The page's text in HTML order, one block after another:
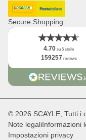
Logo
Fatti
DHL GoGreenPost Italiane
Secure Shopping
4.70 su 5 stelle
159257 reviews
© 2026 SCAYLE, Tutti i
Note legaliInformazioni
Impostazioni privacy